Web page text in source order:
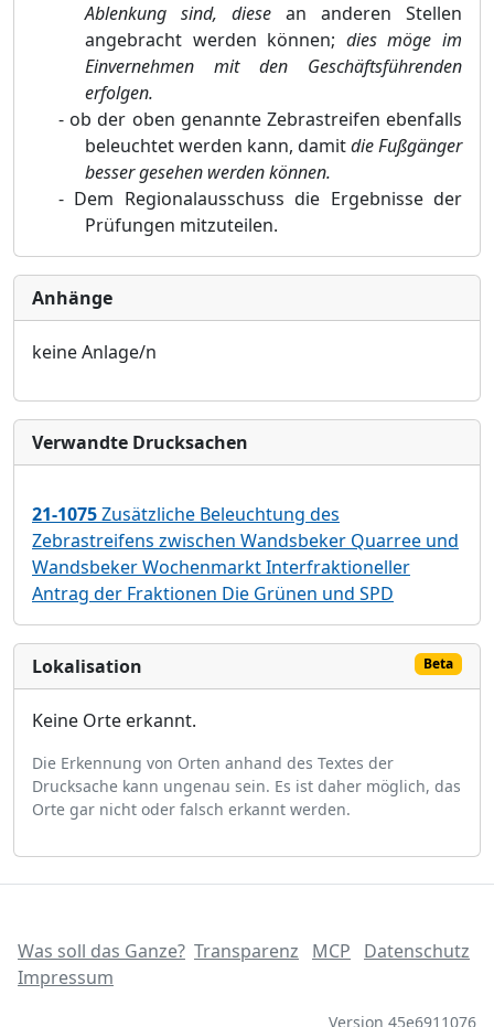
Ablenkung sind, diese an anderen Stellen
angebracht werden können; dies möge im
Einvernehmen mit den Geschäftsführenden
erfolgen.
- ob der oben genannte Zebrastreifen ebenfalls
beleuchtet werden kann, damitdie Fußgänger
besser gesehen werden können.
- Dem Regionalausschuss die Ergebnisse der
Prüfungen mitzuteilen.
Anhänge
keine Anlage/n
Verwandte Drucksachen
21-1075Zusätzliche Beleuchtung des
Zebrastreifens zwischen Wandsbeker Quarree und
Wandsbeker Wochenmarkt Interfraktioneller
Antrag der Fraktionen Die Grünen und SPD
Lokalisation Beta
Keine Orte erkannt.
Die Erkennung von Orten anhand des Textes der
Drucksache kann ungenau sein. Es ist daher möglich, das
Orte gar nicht oder falsch erkannt werden.
Was soll das Ganze? Transparenz MCP
Datenschutz
Impressum
Version 45e6911076